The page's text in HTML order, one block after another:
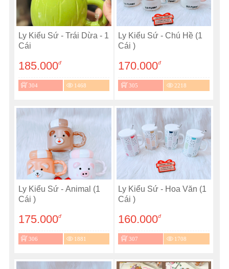
Ly Kiểu Sứ - Trái Dừa - 1
Cái
185.000đ
304 1468
Ly Kiểu Sứ - Chú Hề (1
Cái )
170.000đ
305 2218
Ly Kiểu Sứ - Animal (1
Cái )
175.000đ
306 1881
Ly Kiểu Sứ - Hoa Văn (1
Cái )
160.000đ
307 1708